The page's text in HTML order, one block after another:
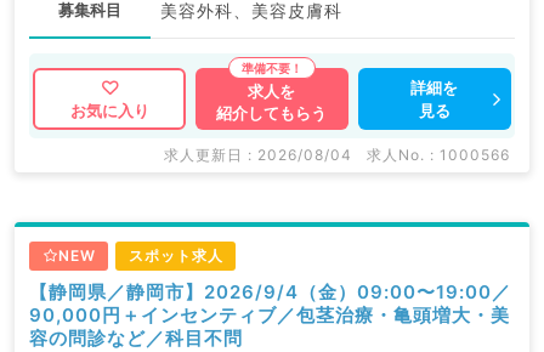
募集科目 美容外科、美容皮膚科
お気に入り
求人を
紹介してもらう
詳細を
見る
求人更新日 : 2026/08/04 求人No. : 1000566
NEW スポット求人
【静岡県／静岡市】2026/9/4（金）09:00〜19:00／
90,000円＋インセンティブ／包茎治療・亀頭増大・美
容の問診など／科目不問